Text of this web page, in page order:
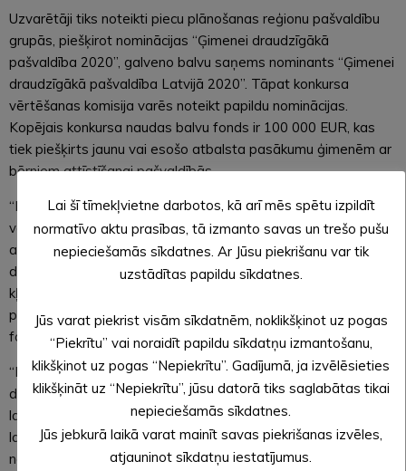
Uzvarētāji tiks noteikti piecu plānošanas reģionu pašvaldību
grupās, piešķirot nominācijas “Ģimenei draudzīgākā
pašvaldība 2020”, galveno balvu saņems nominants “Ģimenei
draudzīgākā pašvaldība Latvijā 2020”. Tāpat konkursa
vērtēšanas komisija varēs noteikt papildu nominācijas.
Kopējais konkursa naudas balvu fonds ir 100 000 EUR, kas
tiek piešķirts jaunu vai esošo atbalsta pasākumu ģimenēm ar
bērniem attīstīšanai pašvaldībās.
“Balsojums un iedzīvotāju individuālās atsauksmes ir lielisks
veids, kā novērtēt pašvaldību darbu un vienlaikus arī
aktualizēt problēmas, ko iedzīvotāji vēlētos atrisināt savās
dzīvesvietās. Aicinām iesaistīties un palīdzēt pašvaldībām
kļūt vēl draudzīgākām un veidot ģimenēm ar bērniem
pievilcīgu vidi,“ rosina Zaiga Pūce, Sabiedrības integrācijas
fonda sekretariāta direktore.
“Ikvienai mammai un tētim rūp, lai viņu bērni augtu ģimenei
draudzīgā vidē. Taču, lai vieta, kurā dzīvojam, kļūtu arvien
labāka, ir jādalās savos stāstos un pieredzē. Un arī jāslavē –
lai pašvaldības visā Latvijā var iedvesmoties un aizgūt idejas
no citiem labajiem piemēriem,” stāsta Inga Akmentiņa-
Lai šī tīmekļvietne darbotos, kā arī mēs spētu izpildīt
normatīvo aktu prasības, tā izmanto savas un trešo pušu
nepieciešamās sīkdatnes. Ar Jūsu piekrišanu var tik
uzstādītas papildu sīkdatnes.
Jūs varat piekrist visām sīkdatnēm, noklikšķinot uz pogas
“Piekrītu” vai noraidīt papildu sīkdatņu izmantošanu,
klikšķinot uz pogas “Nepiekrītu”. Gadījumā, ja izvēlēsieties
klikšķināt uz “Nepiekrītu”, jūsu datorā tiks saglabātas tikai
nepieciešamās sīkdatnes.
Jūs jebkurā laikā varat mainīt savas piekrišanas izvēles,
atjauninot sīkdatņu iestatījumus.